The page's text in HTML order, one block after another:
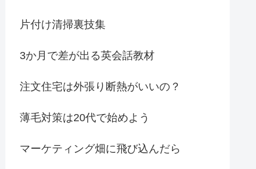
片付け清掃裏技集
3か月で差が出る英会話教材
注文住宅は外張り断熱がいいの？
薄毛対策は20代で始めよう
マーケティング畑に飛び込んだら